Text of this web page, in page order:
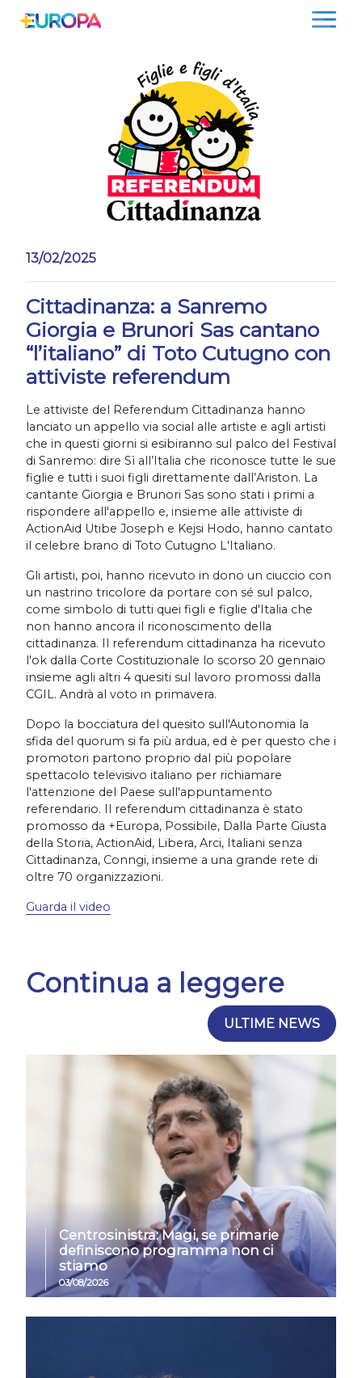
13/02/2025
Cittadinanza: a Sanremo
Giorgia e Brunori Sas cantano
“l’italiano” di Toto Cutugno con
attiviste referendum
Le attiviste del Referendum Cittadinanza hanno
lanciato un appello via social alle artiste e agli artisti
che in questi giorni si esibiranno sul palco del Festival
di Sanremo: dire Sì all’Italia che riconosce tutte le sue
figlie e tutti i suoi figli direttamente dall’Ariston. La
cantante Giorgia e Brunori Sas sono stati i primi a
rispondere all'appello e, insieme alle attiviste di
ActionAid Utibe Joseph e Kejsi Hodo, hanno cantato
il celebre brano di Toto Cutugno L'Italiano.
Gli artisti, poi, hanno ricevuto in dono un ciuccio con
un nastrino tricolore da portare con sé sul palco,
come simbolo di tutti quei figli e figlie d'Italia che
non hanno ancora il riconoscimento della
cittadinanza. Il referendum cittadinanza ha ricevuto
l'ok dalla Corte Costituzionale lo scorso 20 gennaio
insieme agli altri 4 quesiti sul lavoro promossi dalla
CGIL. Andrà al voto in primavera.
Dopo la bocciatura del quesito sull'Autonomia la
sfida del quorum si fa più ardua, ed è per questo che i
promotori partono proprio dal più popolare
spettacolo televisivo italiano per richiamare
l'attenzione del Paese sull'appuntamento
referendario. Il referendum cittadinanza è stato
promosso da +Europa, Possibile, Dalla Parte Giusta
della Storia, ActionAid, Libera, Arci, Italiani senza
Cittadinanza, Conngi, insieme a una grande rete di
oltre 70 organizzazioni.
Guarda il video
Continua a leggere
ULTIME NEWS
Centrosinistra: Magi, se primarie
definiscono programma non ci
stiamo
03/08/2026